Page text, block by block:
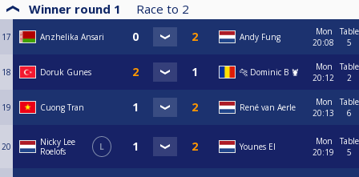
Winner round 1 Race to 2
17 Anzhelika Ansari Andy Fung
Mon
20:08
Table
5
18 Doruk Gunes 🐆 Dominic B 🦞
Mon
20:12
Table
2
19 Cuong Tran René van Aerle
Mon
20:13
Table
6
20
Nicky Lee
Roelofs
L Younes El
Mon
20:19
Table
5